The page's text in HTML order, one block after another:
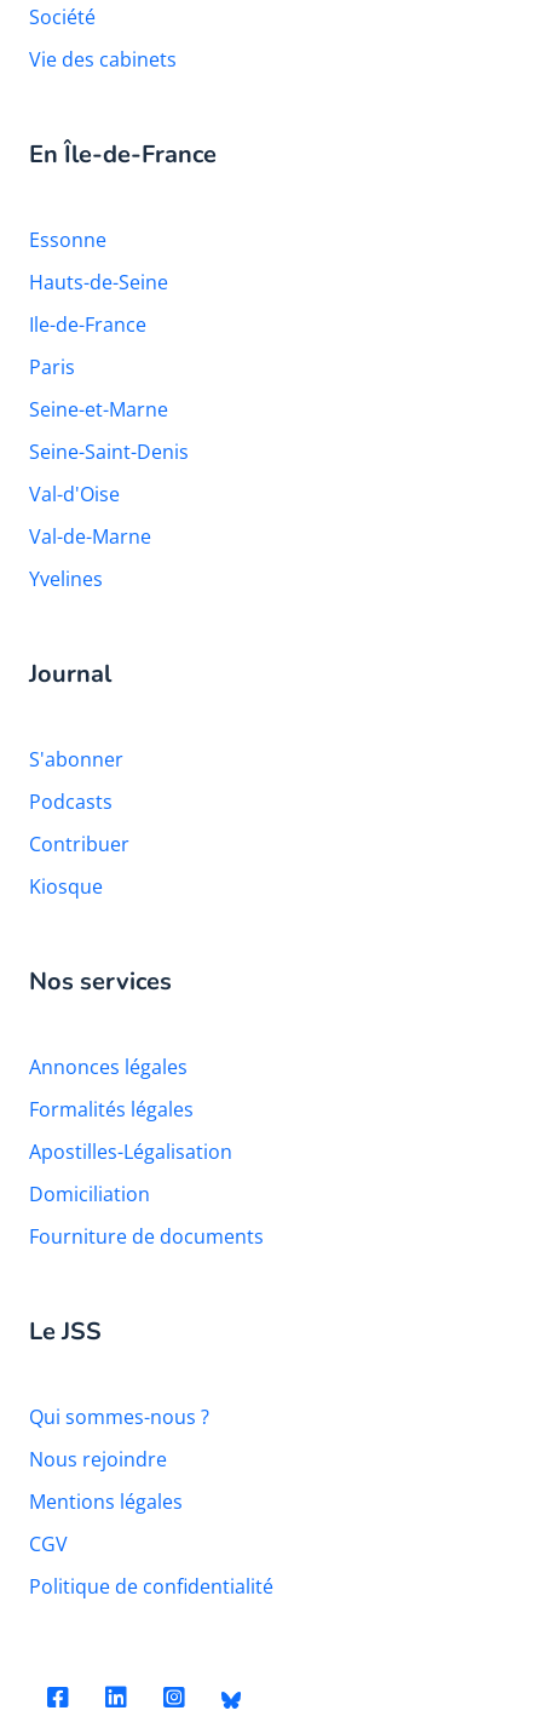
Société
Vie des cabinets
En Île-de-France
Essonne
Hauts-de-Seine
Ile-de-France
Paris
Seine-et-Marne
Seine-Saint-Denis
Val-d'Oise
Val-de-Marne
Yvelines
Journal
S'abonner
Podcasts
Contribuer
Kiosque
Nos services
Annonces légales
Formalités légales
Apostilles-Légalisation
Domiciliation
Fourniture de documents
Le JSS
Qui sommes-nous ?
Nous rejoindre
Mentions légales
CGV
Politique de confidentialité